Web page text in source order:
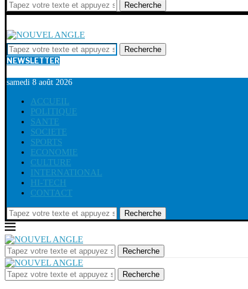
Recherche
Recherche
NEWSLETTER
samedi 8 août 2026
ACCUEIL
POLITIQUE
SANTE
SOCIETE
SPORTS
ECONOMIE
CULTURE
INTERNATIONAL
HI-TECH
CONTACT
Recherche
Recherche
Recherche